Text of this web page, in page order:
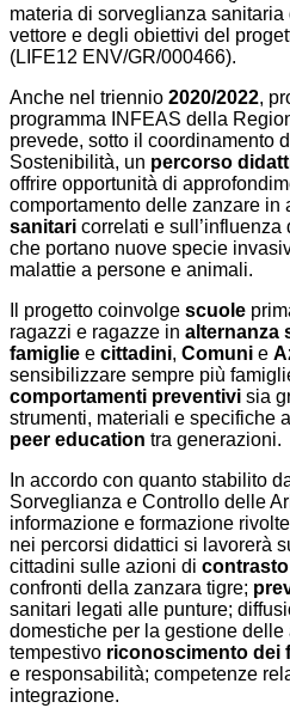
materia di sorveglianza
vettore e degli obiettivi del
(LIFE12 ENV/GR/000466).
Anche nel triennio 2020/2022,
programma INFEAS della
prevede, sotto il coordinamento
Sostenibilità, un percorso
offrire opportunità di
comportamento delle zanzare in
sanitari correlati e
che portano nuove specie
malattie a persone e animali.
Il progetto coinvolge scuole
ragazzi e ragazze in alternanza
famiglie e cittadini, Comuni e
sensibilizzare sempre più
comportamenti preventivi sia
strumenti, materiali e specifiche
peer education tra generazioni.
In accordo con quanto stabilito
Sorveglianza e Controllo delle
informazione e formazione
nei percorsi didattici si lavorerà
cittadini sulle azioni di contrasto
confronti della zanzara tigre;
sanitari legati alle punture;
domestiche per la gestione delle
tempestivo riconoscimento dei
e responsabilità; competenze
integrazione.